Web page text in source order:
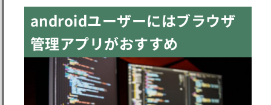
androidユーザーにはブラウザ
管理アプリがおすすめ